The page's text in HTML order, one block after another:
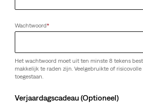
Wachtwoord*
Het wachtwoord moet uit ten minste 8 tekens
makkelijk te raden zijn. Veelgebruikte of
toegestaan.
Verjaardagscadeau (Optioneel)